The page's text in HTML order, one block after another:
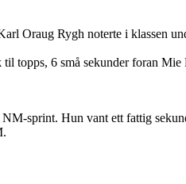
Oraug Rygh noterte i klassen
topps, 6 små sekunder foran
sprint. Hun vant ett fattig